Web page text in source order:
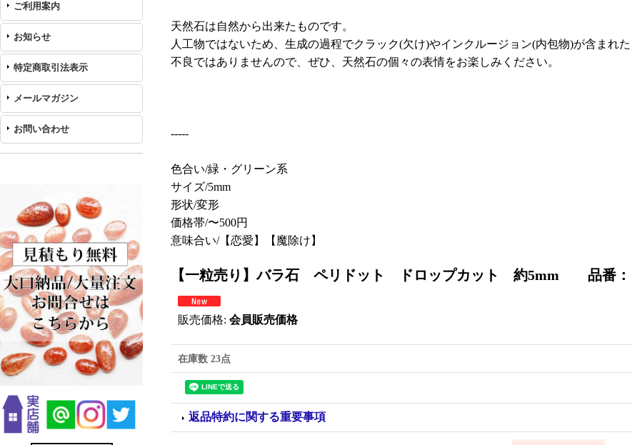
ご利用案内
お知らせ
特定商取引法表示
メールマガジン
お問い合わせ
天然石は自然から出来たものです。
人工物ではないため、生成の過程でクラック(欠け)やインクルージョン(内包物)が含まれ
不良ではありませんので、ぜひ、天然石の個々の表情をお楽しみください。
-----
色合い/緑・グリーン系
サイズ/5mm
形状/変形
価格帯/〜500円
意味合い/【恋愛】【魔除け】
【一粒売り】バラ石 ペリドット ドロップカット 約5mm 品番：
販売価格: 会員販売価格
在庫数 23点
返品特約に関する重要事項